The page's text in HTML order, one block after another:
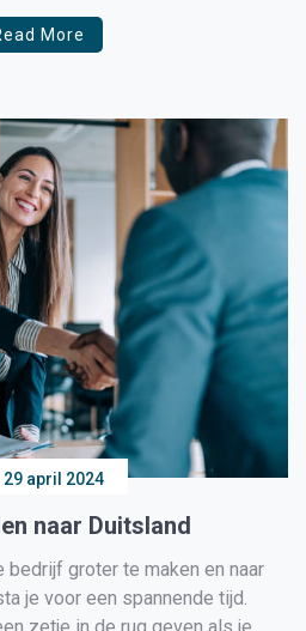
uur en 13.30 uur is de start van
De excursie
More
29 april 2024
naar Duitsland
bedrijf groter te maken en naar
je voor een spannende tijd.